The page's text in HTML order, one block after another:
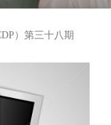
）第三十八期